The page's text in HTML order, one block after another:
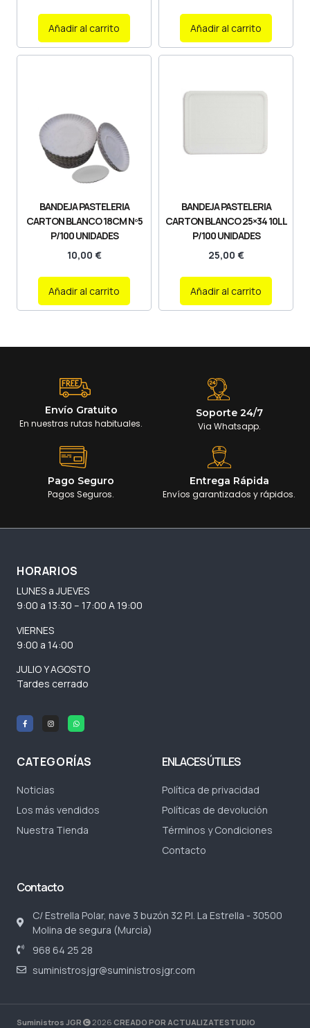
Añadir al carrito Añadir al carrito
BANDEJA PASTELERIA
CARTON BLANCO 18CM Nº5
P/100 UNIDADES
10,00 €
Añadir al carrito
BANDEJA PASTELERIA
CARTON BLANCO 25×34 10LL
P/100 UNIDADES
25,00 €
Añadir al carrito
Envío Gratuito
En nuestras rutas habituales.
Soporte 24/7
Via Whatsapp.
Pago Seguro
Pagos Seguros.
Entrega Rápida
Envíos garantizados y rápidos.
HORARIOS
LUNES a JUEVES
9:00 a 13:30 – 17:00 A 19:00
VIERNES
9:00 a 14:00
JULIO Y AGOSTO
Tardes cerrado
CATEGORÍAS
Noticias
Los más vendidos
Nuestra Tienda
ENLACES ÚTILES
Política de privacidad
Políticas de devolución
Términos y Condiciones
Contacto
Contacto
C/ Estrella Polar, nave 3 buzón 32 P.I. La Estrella - 30500
Molina de segura (Murcia)
968 64 25 28
suministrosjgr@suministrosjgr.com
Suministros JGR 2026 CREADO POR ACTUALIZATESTUDIO